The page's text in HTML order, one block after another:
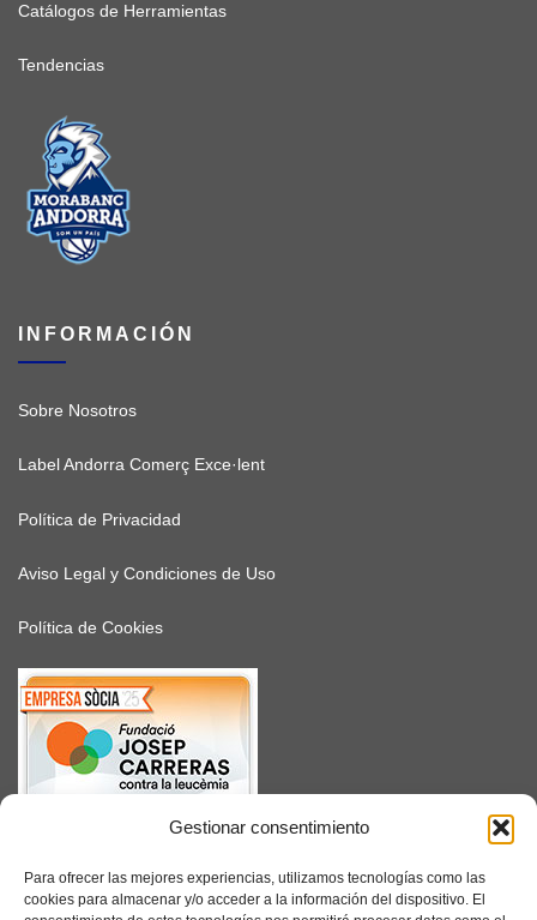
Gestionar consentimiento
Para ofrecer las mejores experiencias, utilizamos tecnologías como las
cookies para almacenar y/o acceder a la información del dispositivo. El
Catálogos de Herramientas
Tendencias
INFORMACIÓN
Sobre Nosotros
Label Andorra Comerç Exce·lent
Política de Privacidad
Aviso Legal y Condiciones de Uso
Política de Cookies
SUSCRÍBETE